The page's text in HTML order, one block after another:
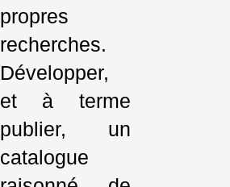
propres
recherches.
Développer,
et à terme
publier, un
catalogue